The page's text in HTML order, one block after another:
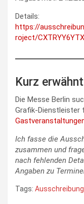
Details:
https://
roject/
Kurz
Die Messe Berlin
Grafik-Dienstleister
Ich fasse die
zusammen und
nach fehlenden
Angaben zu
Tags: Ausschreibung